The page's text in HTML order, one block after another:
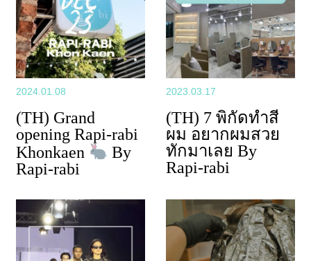
2024.01.08
(TH) Grand
opening Rapi-rabi
Khonkaen
By
Rapi-rabi
2023.03.17
(TH) 7 พิกัดทำสี
ผม อยากผมสวย
ทักมาเลย By
Rapi-rabi